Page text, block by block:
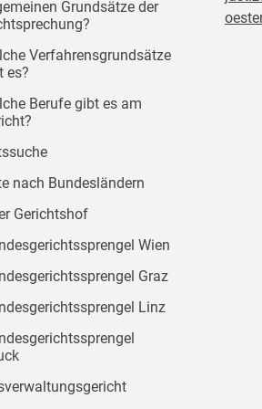
Grundsätze der
Verfahrensgrundsätze
es?
Berufe gibt es am
nach Bundesländern
Gerichtshof
Wien
Graz
Linz